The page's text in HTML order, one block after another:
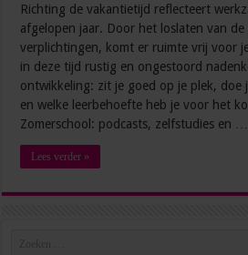
Richting de vakantietijd reflecteert
afgelopen jaar. Door het loslaten van
verplichtingen, komt er ruimte vrij voor
in deze tijd rustig en ongestoord
ontwikkeling: zit je goed op je plek, doe
en welke leerbehoefte heb je voor het
Zomerschool: podcasts, zelfstudies en …
Lees verder »